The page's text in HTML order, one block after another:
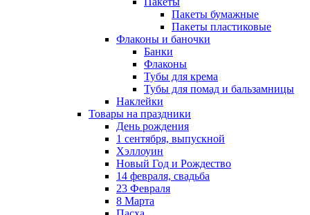
Пакеты бумажные
Пакеты пластиковые
Флаконы и баночки
Банки
Флаконы
Тубы для крема
Тубы для помад и бальзамницы
Наклейки
Товары на праздники
День рождения
1 сентября, выпускной
Хэллоуин
Новый Год и Рождество
14 февраля, свадьба
23 Февраля
8 Марта